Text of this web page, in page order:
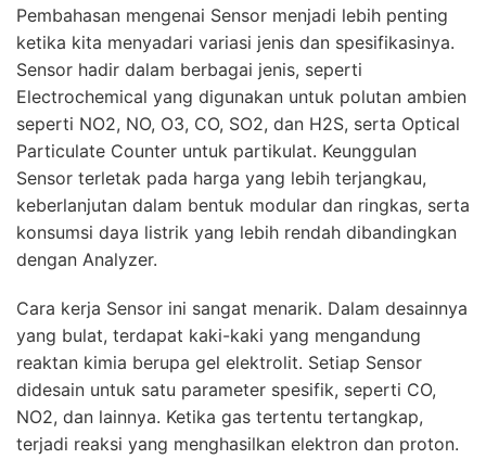
Pembahasan mengenai Sensor menjadi lebih penting
ketika kita menyadari variasi jenis dan spesifikasinya.
Sensor hadir dalam berbagai jenis, seperti
Electrochemical yang digunakan untuk polutan ambien
seperti NO2, NO, O3, CO, SO2, dan H2S, serta Optical
Particulate Counter untuk partikulat. Keunggulan
Sensor terletak pada harga yang lebih terjangkau,
keberlanjutan dalam bentuk modular dan ringkas, serta
konsumsi daya listrik yang lebih rendah dibandingkan
dengan Analyzer.
Cara kerja Sensor ini sangat menarik. Dalam desainnya
yang bulat, terdapat kaki-kaki yang mengandung
reaktan kimia berupa gel elektrolit. Setiap Sensor
didesain untuk satu parameter spesifik, seperti CO,
NO2, dan lainnya. Ketika gas tertentu tertangkap,
terjadi reaksi yang menghasilkan elektron dan proton.